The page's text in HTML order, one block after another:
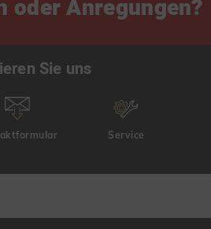
oder Anregungen?
Sie uns
Service